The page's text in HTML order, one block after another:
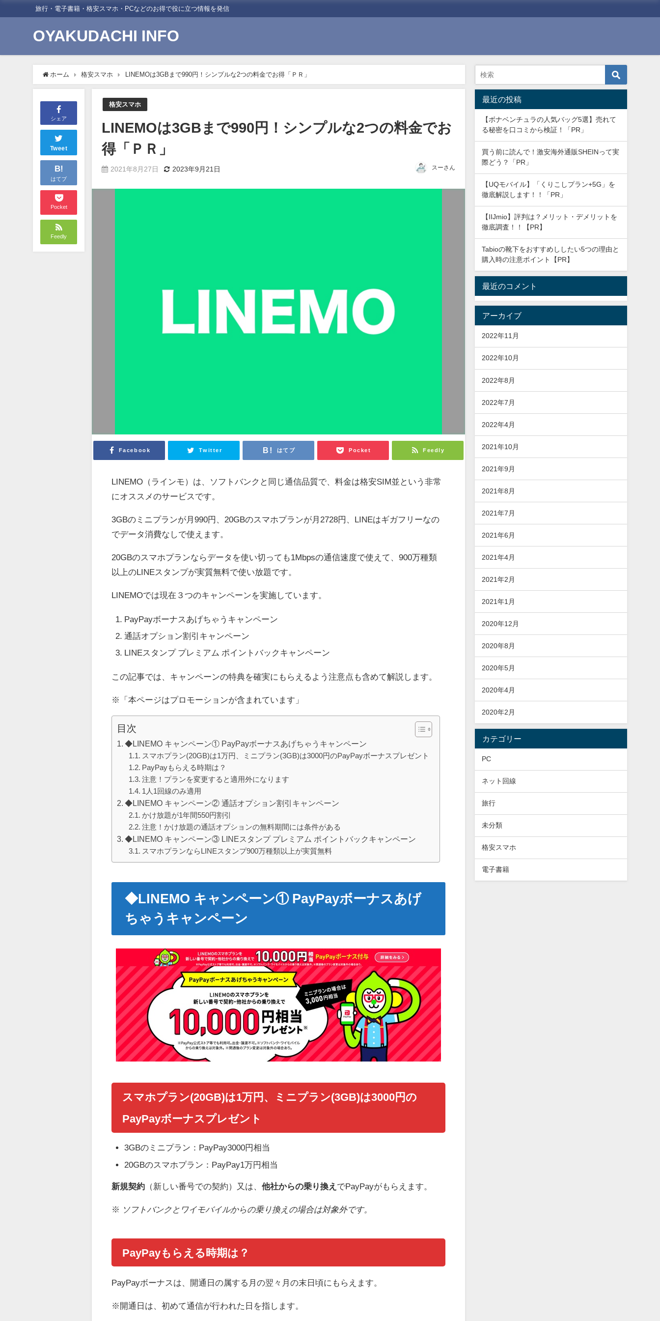
旅行・電子書籍・格安スマホ・PCなどのお得で役に立つ情報を発信
OYAKUDACHI INFO
ホーム 格安スマホ LINEMOは3GBまで990円！シンプルな2つの料金でお得「ＰＲ」
シェア
Tweet
B!
はてブ
Pocket
Feedly
格安スマホ
LINEMOは3GBまで990円！シンプルな2つの料金でお
得「ＰＲ」
2021年8月27日 2023年9月21日 スーさん
Facebook Twitter はてブ Pocket Feedly
LINEMO（ラインモ）は、ソフトバンクと同じ通信品質で、料金は格安SIM並という非常
にオススメのサービスです。
3GBのミニプランが月990円、20GBのスマホプランが月2728円、LINEはギガフリーなの
でデータ消費なしで使えます。
20GBのスマホプランならデータを使い切っても1Mbpsの通信速度で使えて、900万種類
以上のLINEスタンプが実質無料で使い放題です。
LINEMOでは現在３つのキャンペーンを実施しています。
PayPayボーナスあげちゃうキャンペーン
通話オプション割引キャンペーン
LINEスタンプ プレミアム ポイントバックキャンペーン
この記事では、キャンペーンの特典を確実にもらえるよう注意点も含めて解説します。
※「本ページはプロモーションが含まれています」
目次
◆LINEMO キャンペーン① PayPayボーナスあげちゃうキャンペーン
スマホプラン(20GB)は1万円、ミニプラン(3GB)は3000円のPayPayボーナスプレゼント
PayPayもらえる時期は？
注意！プランを変更すると適用外になります
1人1回線のみ適用
◆LINEMO キャンペーン② 通話オプション割引キャンペーン
かけ放題が1年間550円割引
注意！かけ放題の通話オプションの無料期間には条件がある
◆LINEMO キャンペーン③ LINEスタンプ プレミアム ポイントバックキャンペーン
スマホプランならLINEスタンプ900万種類以上が実質無料
◆L INEMO キャンペーン① PayPayボーナスあげ
ちゃうキャンペーン
スマホプラン(20GB)は1万円、ミニプラン(3GB)は3000円の
PayPayボーナスプレゼント
3GBのミニプラン：PayPay3000円相当
20GBのスマホプラン：PayPay1万円相当
新規契約 （新しい番号での契約）又は、他社からの乗り換え でPayPayがもらえます。
※ ソフトバンクとワイモバイルからの乗り換えの場合は対象外です。
PayPayもらえる時期は？
PayPayボーナスは、 開通日の属する月の翌々月の末日頃にもらえます。
※開通日は、初めて通信が行われた日を指します。
最近の投稿
【ボナベンチュラの人気バッグ5選】売れて
る秘密を口コミから検証！「PR」
買う前に読んで！激安海外通販SHEINって実
際どう？「PR」
【UQモバイル】「くりこしプラン+5G」を
徹底解説します！！「PR」
【IIJmio】評判は？メリット・デメリットを
徹底調査！！【PR】
Tabioの靴下をおすすめししたい5つの理由と
購入時の注意ポイント【PR】
最近のコメント
アーカイブ
2022年11月
2022年10月
2022年8月
2022年7月
2022年4月
2021年10月
2021年9月
2021年8月
2021年7月
2021年6月
2021年4月
2021年2月
2021年1月
2020年12月
2020年8月
2020年5月
2020年4月
2020年2月
カテゴリー
PC
ネット回線
旅行
未分類
格安スマホ
電子書籍